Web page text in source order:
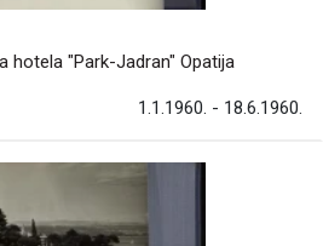
hotela "Park-Jadran" Opatija
1.1.1960. - 18.6.1960.